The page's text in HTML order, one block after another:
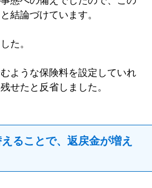
結論づけています。
た。
ような保険料を設定していれ
せたと反省しました。
ることで、返戻金が増え